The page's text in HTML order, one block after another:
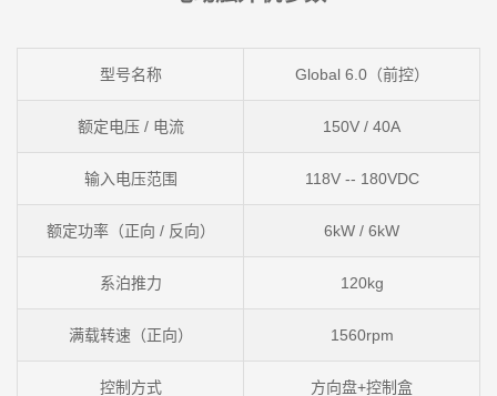
型号名称 Global 6.0（前控）
额定电压 / 电流 150V / 40A
输入电压范围 118V -- 180VDC
额定功率（正向 / 反向） 6kW / 6kW
系泊推力 120kg
满载转速（正向） 1560rpm
控制方式 方向盘+控制盒